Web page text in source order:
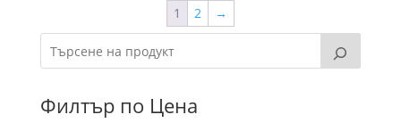
1 2 →
Филтър по Цена